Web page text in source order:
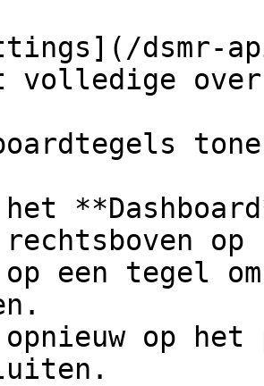
dsmr-
volledige
het
op
een tegel
op het